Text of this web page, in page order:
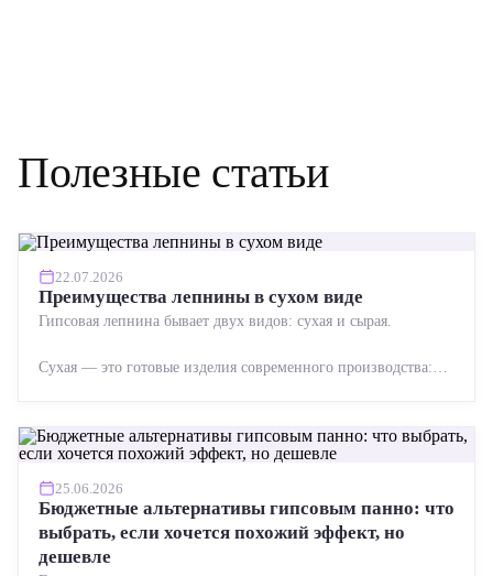
Полезные статьи
22.07.2026
Преимущества лепнины в сухом виде
Гипсовая лепнина бывает двух видов: сухая и сырая.
Сухая — это готовые изделия современного производства:
25.06.2026
Бюджетные альтернативы гипсовым панно: что
выбрать, если хочется похожий эффект, но
дешевле